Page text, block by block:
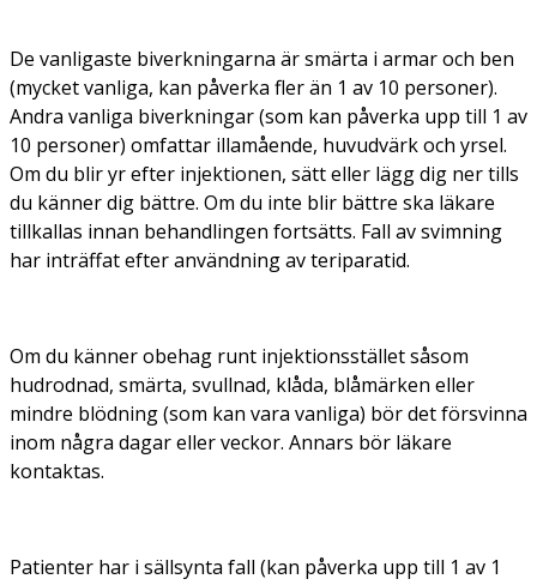
De vanligaste biverkningarna är smärta i armar och ben
(mycket vanliga, kan påverka fler än 1 av 10 personer).
Andra vanliga biverkningar (som kan påverka upp till 1 av
10 personer) omfattar illamående, huvudvärk och yrsel.
Om du blir yr efter injektionen, sätt eller lägg dig ner tills
du känner dig bättre. Om du inte blir bättre ska läkare
tillkallas innan behandlingen fortsätts. Fall av svimning
har inträffat efter användning av teriparatid.
Om du känner obehag runt injektionsstället såsom
hudrodnad, smärta, svullnad, klåda, blåmärken eller
mindre blödning (som kan vara vanliga) bör det försvinna
inom några dagar eller veckor. Annars bör läkare
kontaktas.
Patienter har i sällsynta fall (kan påverka upp till 1 av 1